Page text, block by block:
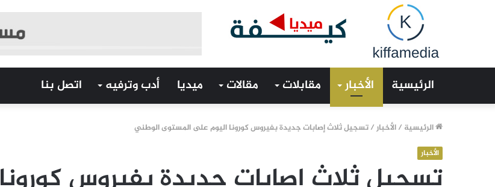
الرئيسية الأخبار مقابلات مقالات ميديا أدب وترفيه اتصل بنا
الرئيسية /الأخبار/تسجيل ثلاث إصابات جديدة بفيروس كورونا اليوم على المستوى الوطني
الأخبار